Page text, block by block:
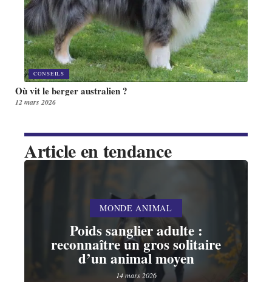
CONSEILS
Où vit le berger australien ?
12 mars 2026
Article en tendance
MONDE ANIMAL
Poids sanglier adulte :
reconnaître un gros solitaire
d’un animal moyen
14 mars 2026